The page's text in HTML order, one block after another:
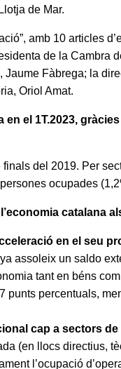
de Mar.
amb 10 articles
de la Cambra
Fàbrega; la
Oriol Amat.
el 1T.2023,
del 2019. Per
ocupades
catalana
en el seu
assoleix un saldo
tant en béns
punts percentuals,
cap a sectors
(en llocs directius,
l’ocupació